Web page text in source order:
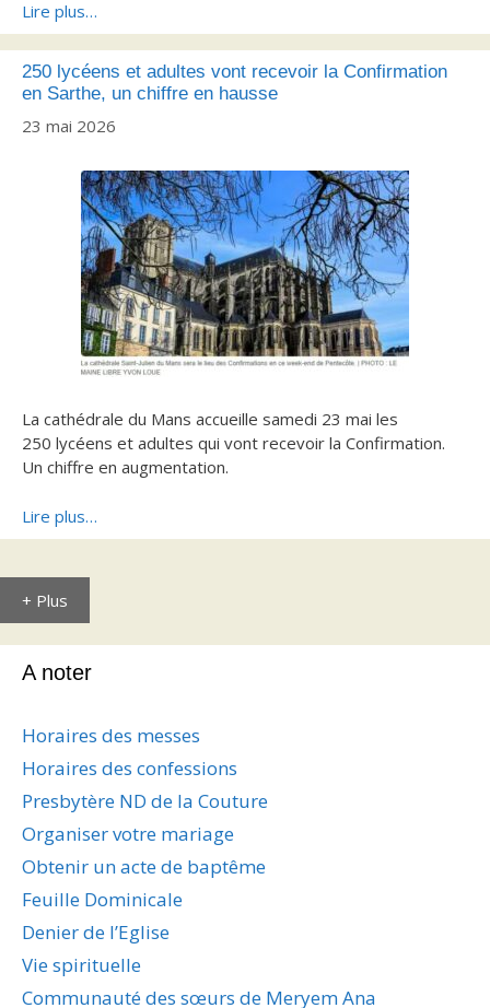
Lire plus…
250 lycéens et adultes vont recevoir la Confirmation
en Sarthe, un chiffre en hausse
23 mai 2026
La cathédrale du Mans accueille samedi 23 mai les
250 lycéens et adultes qui vont recevoir la Confirmation.
Un chiffre en augmentation.
Lire plus…
+ Plus
A noter
Horaires des messes
Horaires des confessions
Presbytère ND de la Couture
Organiser votre mariage
Obtenir un acte de baptême
Feuille Dominicale
Denier de l’Eglise
Vie spirituelle
Communauté des sœurs de Meryem Ana